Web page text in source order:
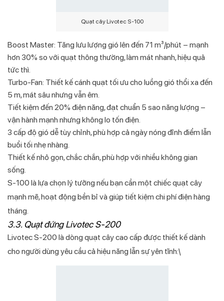
Quạt cây Livotec S-100
Boost Master: Tăng lưu lượng gió lên đến 71 m³/phút – mạnh
hơn 30% so với quạt thông thường, làm mát nhanh, hiệu quả
tức thì.
Turbo-Fan: Thiết kế cánh quạt tối ưu cho luồng gió thổi xa đến
5 m, mát sâu nhưng vẫn êm.
Tiết kiệm đến 20% điện năng, đạt chuẩn 5 sao năng lượng –
vận hành mạnh nhưng không lo tốn điện.
3 cấp độ gió dễ tùy chỉnh, phù hợp cả ngày nóng đỉnh điểm lẫn
buổi tối nhẹ nhàng.
Thiết kế nhỏ gọn, chắc chắn, phù hợp với nhiều không gian
sống.
S‑100 là lựa chọn lý tưởng nếu bạn cần một chiếc quạt cây
mạnh mẽ, hoạt động bền bỉ và giúp tiết kiệm chi phí điện hàng
tháng.
3.3. Quạt đứng Livotec S-200
Livotec S‑200 là dòng quạt cây cao cấp được thiết kế dành
cho người dùng yêu cầu cả hiệu năng lẫn sự yên tĩnh:\